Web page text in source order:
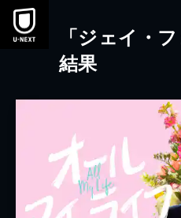
本文へスキップ
「ジェイ・
結果